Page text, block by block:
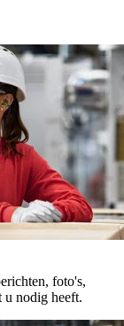
foto's,
u nodig heeft.